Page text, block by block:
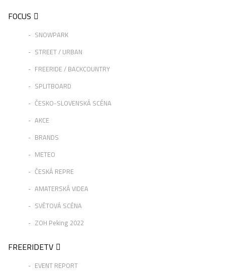
FOCUS
SNOWPARK
STREET / URBAN
FREERIDE / BACKCOUNTRY
SPLITBOARD
ČESKO-SLOVENSKÁ SCÉNA
AKCE
BRANDS
METEO
ČESKÁ REPRE
AMATERSKÁ VIDEA
SVĚTOVÁ SCÉNA
ZOH Peking 2022
FREERIDETV
EVENT REPORT